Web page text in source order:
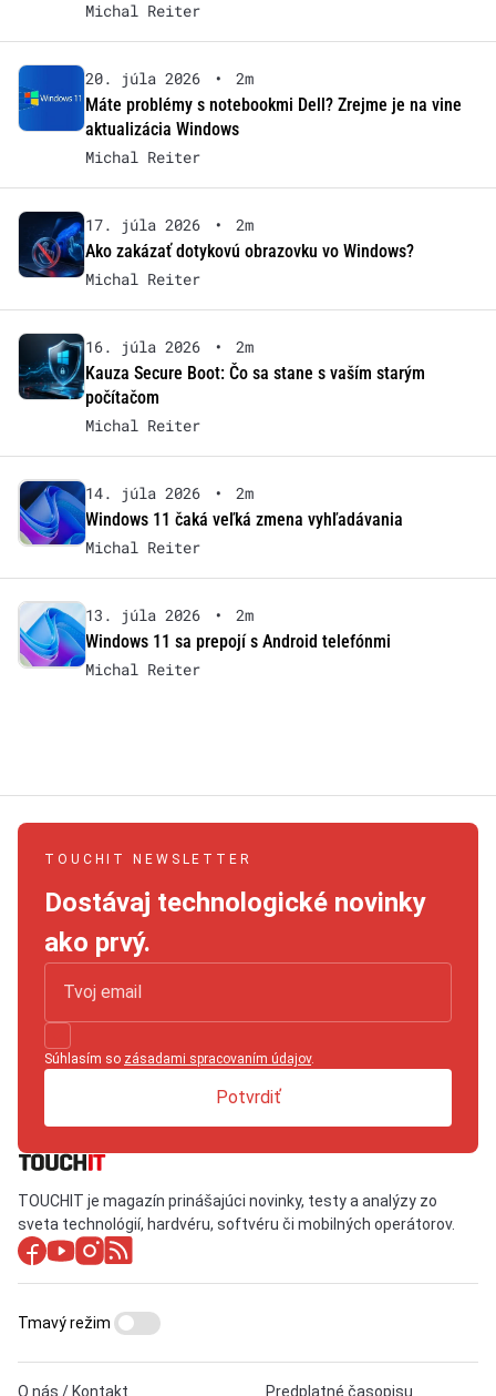
Michal Reiter
20. júla 2026 •
2m
Máte problémy s notebookmi Dell? Zrejme je na vine
aktualizácia Windows
Michal Reiter
17. júla 2026 •
2m
Ako zakázať dotykovú obrazovku vo Windows?
Michal Reiter
16. júla 2026 •
2m
Kauza Secure Boot: Čo sa stane s vaším starým
počítačom
Michal Reiter
14. júla 2026 •
2m
Windows 11 čaká veľká zmena vyhľadávania
Michal Reiter
13. júla 2026 •
2m
Windows 11 sa prepojí s Android telefónmi
Michal Reiter
TOUCHIT NEWSLETTER
Dostávaj technologické novinky
ako prvý.
Súhlasím so zásadami spracovaním údajov.
Potvrdiť
TOUCHIT je magazín prinášajúci novinky, testy a analýzy zo
sveta technológií, hardvéru, softvéru či mobilných operátorov.
O nás / Kontakt Predplatné časopisu
Tmavý režim